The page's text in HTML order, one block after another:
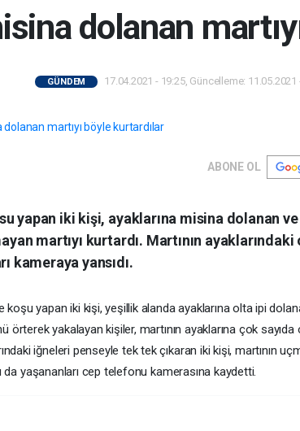
dolanan
GÜNDEM 17.04.2021 - 19:25, Güncelleme: 11.05.2021
ABONE OL
yapan iki kişi, ayaklarına misina dolanan
martıyı kurtardı. Martının ayaklarındaki
kameraya yansıdı.
yapan iki kişi, yeşillik alanda ayaklarına olta ipi
örterek yakalayan kişiler, martının ayaklarına çok sayıda
iğneleri penseyle tek tek çıkaran iki kişi, martının
da yaşananları cep telefonu kamerasına kaydetti.